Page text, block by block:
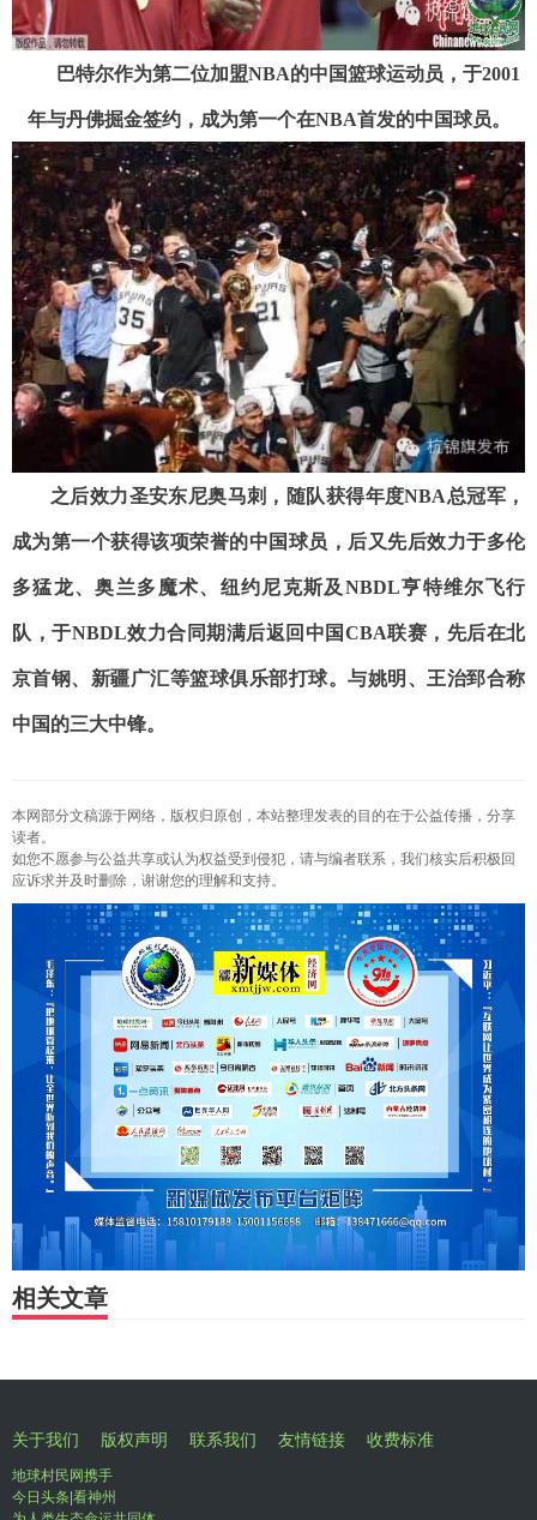
巴特尔作为第二位加盟NBA的中国篮球运动员，于2001
年与丹佛掘金签约，成为第一个在NBA首发的中国球员。
之后效力圣安东尼奥马刺，随队获得年度NBA总冠军，
成为第一个获得该项荣誉的中国球员，后又先后效力于多伦
多猛龙、奥兰多魔术、纽约尼克斯及NBDL亨特维尔飞行
队，于NBDL效力合同期满后返回中国CBA联赛，先后在北
京首钢、新疆广汇等篮球俱乐部打球。与姚明、王治郅合称
中国的三大中锋。
本网部分文稿源于网络，版权归原创，本站整理发表的目的在于公益传播，分享
读者。
如您不愿参与公益共享或认为权益受到侵犯，请与编者联系，我们核实后积极回
应诉求并及时删除，谢谢您的理解和支持。
相关文章
关于我们 版权声明 联系我们 友情链接 收费标准
地球村民网携手
今日头条|看神州